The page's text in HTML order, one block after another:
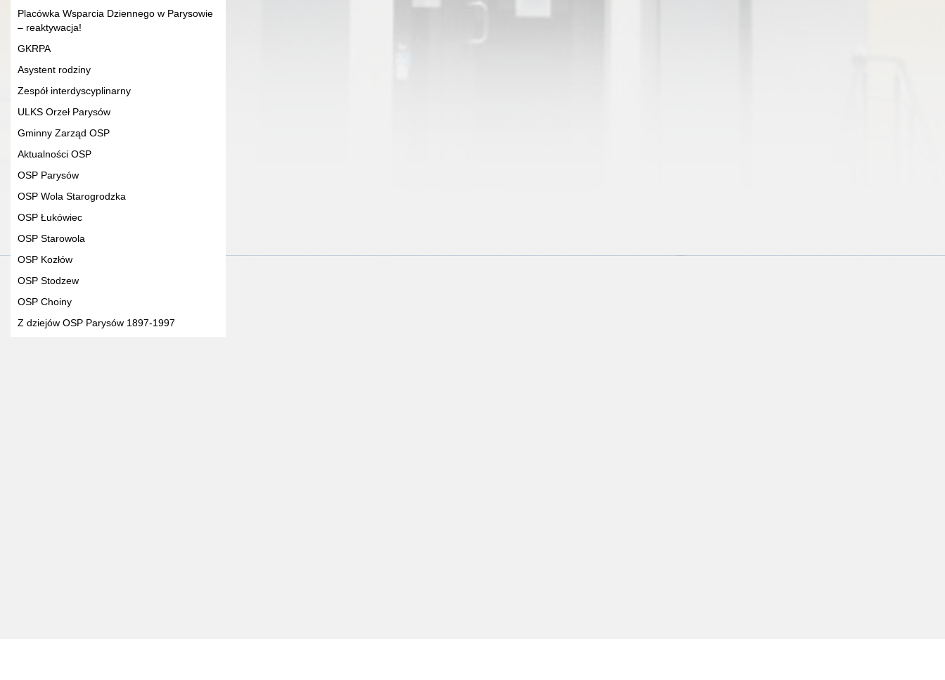
Placówka Wsparcia Dziennego w Parysowie
– reaktywacja!
GKRPA
Asystent rodziny
Zespół interdyscyplinarny
ULKS Orzeł Parysów
Gminny Zarząd OSP
Aktualności OSP
OSP Parysów
OSP Wola Starogrodzka
OSP Łukówiec
OSP Starowola
OSP Kozłów
OSP Stodzew
OSP Choiny
Z dziejów OSP Parysów 1897-1997